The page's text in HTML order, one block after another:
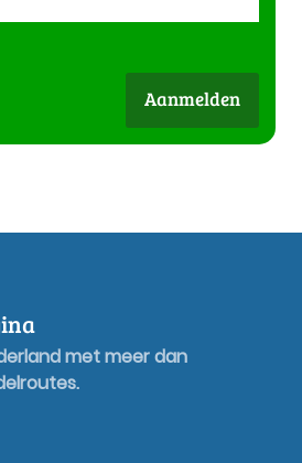
Aanmelden
met meer dan